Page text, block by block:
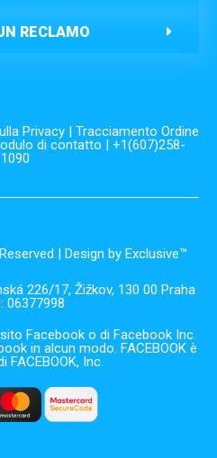
RECLAMO
Privacy | Tracciamento Ordine
di contatto | +1(607)258-
1090
| Design by Exclusive™️
226/17, Žižkov, 130 00 Praha
06377998
Facebook o di Facebook Inc.
in alcun modo. FACEBOOK è
FACEBOOK, Inc.